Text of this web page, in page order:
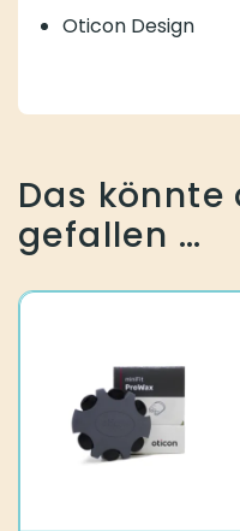
Oticon Design
Das könnte
gefallen …